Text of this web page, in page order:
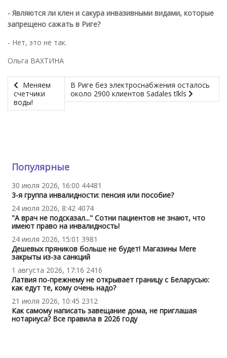
- Являются ли клен и сакура инвазивными видами, которые
запрещено сажать в Риге?
- Нет, это не так.
Ольга ВАХТИНА
Меняем
счетчики
воды!
В Риге без электроснабжения осталось
около 2900 клиентов Sadales tīkls
Популярные
30 июля 2026, 16:00 44481
3-я группа инвалидности: пенсия или пособие?
24 июля 2026, 8:42 4074
"А врач не подсказал..." Сотни пациентов не знают, что
имеют право на инвалидность!
24 июля 2026, 15:01 3981
Дешевых пряников больше не будет! Магазины Mere
закрыты из-за санкций
1 августа 2026, 17:16 2416
Латвия по-прежнему не открывает границу с Беларусью:
как едут те, кому очень надо?
21 июля 2026, 10:45 2312
Как самому написать завещание дома, не приглашая
нотариуса? Все правила в 2026 году